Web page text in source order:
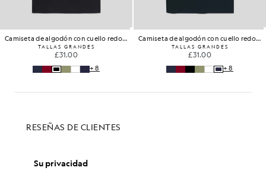
Camiseta de algodón con cuello redondo
TALLAS GRANDES
£31.00
+8
Camiseta de algodón con cuello redondo
TALLAS GRANDES
£31.00
+8
Su privacidad